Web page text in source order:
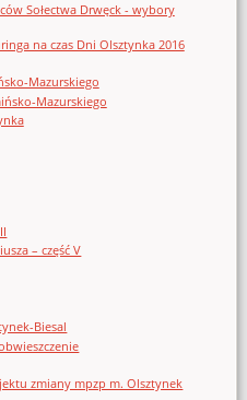
Sołectwa Drwęck - wybory
na czas Dni Olsztynka 2016
Mazurskiego
Mazurskiego
– część V
Biesal
zmiany mpzp m. Olsztynek